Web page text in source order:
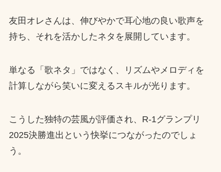
友田オレさんは、伸びやかで耳心地の良い歌声を
持ち、それを活かしたネタを展開しています。
単なる「歌ネタ」ではなく、リズムやメロディを
計算しながら笑いに変えるスキルが光ります。
こうした独特の芸風が評価され、R-1グランプリ
2025決勝進出という快挙につながったのでしょ
う。